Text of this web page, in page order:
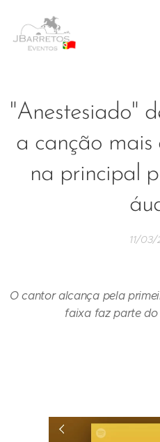
"Anestesiado"
a canção
na principal
11/
O cantor alcança pela
faixa faz parte